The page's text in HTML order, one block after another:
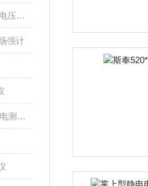
试仪
强计
仪